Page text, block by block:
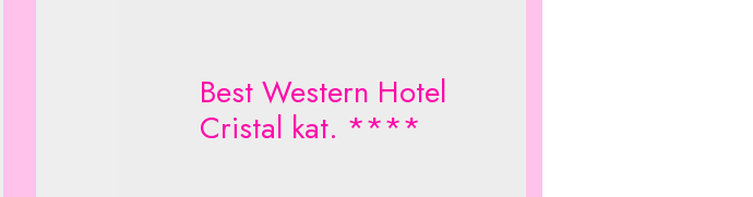
Best Western Hotel
Cristal kat. ****